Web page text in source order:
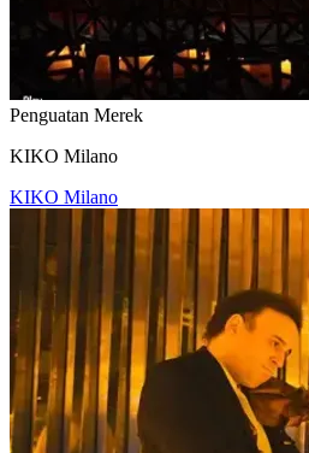
Penguatan Merek
KIKO Milano
KIKO Milano